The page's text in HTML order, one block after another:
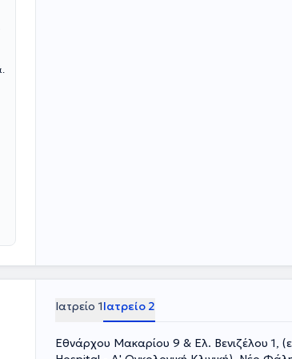
Ιατρείο 1Ιατρείο 2
Εθνάρχου Μακαρίου 9 & Ελ. Βενιζέλου 1,